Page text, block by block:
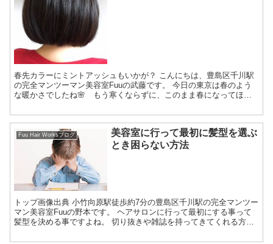
春先カラーにミントアッシュもいかが？ こんにちは、豊島区千川駅
の完全マンツーマン美容室Fuuの武藤です。 今日の東京は春のよう
な暖かさでしたね🌸 もう寒くならずに、このまま春になってほし
Fuu Hair Worksブログ
美容室に行って最初に髪型を選ぶ
とき困らない方法
トップ画像出典 小竹向原駅徒歩約7分の豊島区千川駅の完全マンツー
マン美容室Fuuの野本です。 ヘアサロンに行って最初にする事って
髪型を決める事ですよね。 切り抜きや雑誌を持ってきてくれる方も